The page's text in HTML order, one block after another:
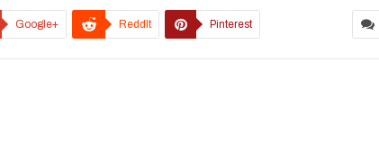
Google+ ReddIt Pinterest